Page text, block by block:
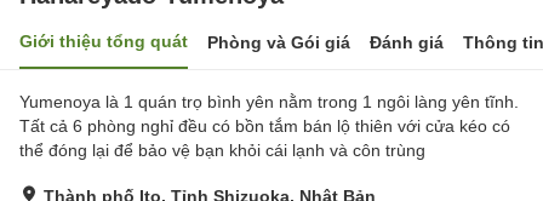
Giới thiệu tổng quát Phòng và Gói giá Đánh giá Thông
Yumenoya là 1 quán trọ bình yên nằm trong 1 ngôi làng yên tĩnh.
Tất cả 6 phòng nghỉ đều có bồn tắm bán lộ thiên với cửa kéo có
thể đóng lại để bảo vệ bạn khỏi cái lạnh và côn trùng
Thành phố Ito, Tỉnh Shizuoka, Nhật Bản